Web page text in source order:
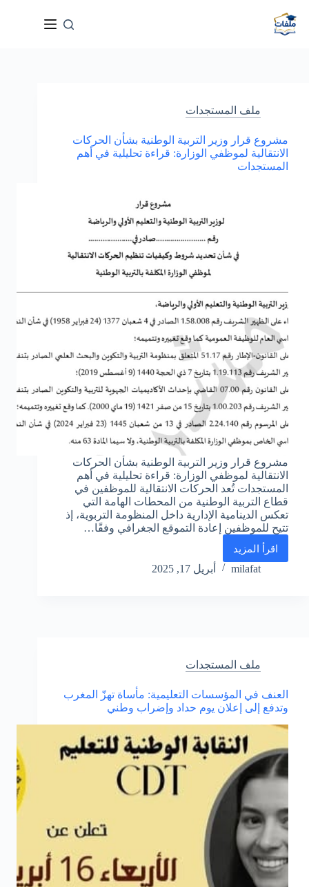
إلى
المحتوى
ملف المستجدات
مشروع قرار وزير التربية الوطنية بشأن الحركات
الانتقالية لموظفي الوزارة: قراءة تحليلية في أهم
المستجدات
مشروع قرار وزير التربية الوطنية بشأن الحركات
الانتقالية لموظفي الوزارة: قراءة تحليلية في أهم
المستجدات تُعد الحركات الانتقالية للموظفين في
قطاع التربية الوطنية من المحطات الهامة التي
تعكس الدينامية الإدارية داخل المنظومة التربوية، إذ
تتيح للموظفين إعادة التموقع الجغرافي وفقًا…
اقرأ المزيد
مشروع
قرار
لموظفي
الوزارة:
تحليلية
في
أهم
المستجدات
milafat أبريل 17, 2025
ملف المستجدات
العنف في المؤسسات التعليمية: مأساة تهزّ المغرب
وتدفع إلى إعلان يوم حداد وإضراب وطني